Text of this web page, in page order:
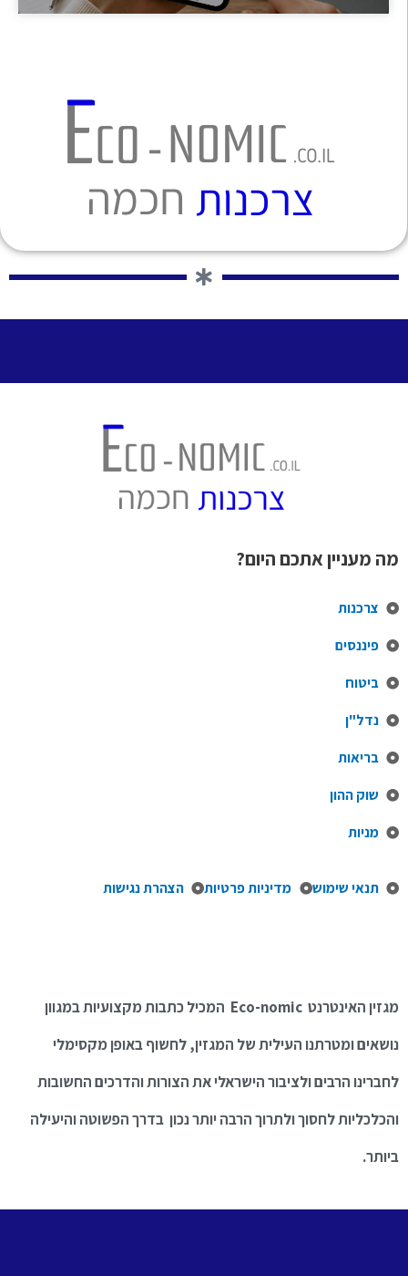
מה מעניין אתכם היום?
צרכנות
פיננסים
ביטוח
נדל"ן
בריאות
שוק ההון
מניות
תנאי שימוש מדיניות פרטיות הצהרת נגישות
מגזין האינטרנט Eco-nomic המכיל כתבות מקצועיות במגוון
נושאים ומטרתנו העילית של המגזין, לחשוף באופן מקסימלי
לחברינו הרבים ולציבור הישראלי את הצורות והדרכים החשובות
והכלכליות לחסוך ולתרוך הרבה יותר נכון בדרך הפשוטה והיעילה
ביותר.